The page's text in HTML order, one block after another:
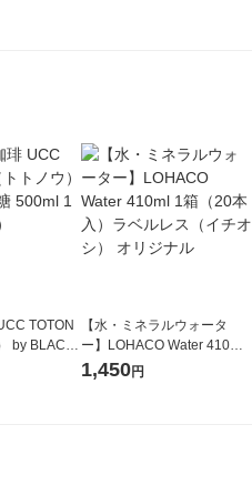
TOTON
by BLACK
ト（6本）
【水・ミネラルウォータ
ー】LOHACO Water 410ml
1箱（20本入）ラベルレス
1,450円